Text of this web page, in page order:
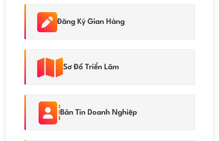
Đăng Ký Gian Hàng
Sơ Đồ Triển Lãm
Bản Tin Doanh Nghiệp